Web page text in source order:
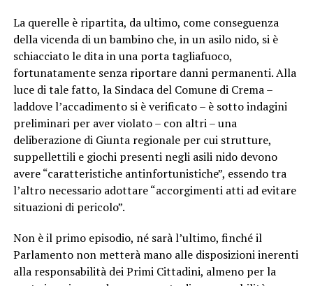
La querelle è ripartita, da ultimo, come conseguenza
della vicenda di un bambino che, in un asilo nido, si è
schiacciato le dita in una porta tagliafuoco,
fortunatamente senza riportare danni permanenti. Alla
luce di tale fatto, la Sindaca del Comune di Crema –
laddove l’accadimento si è verificato – è sotto indagini
preliminari per aver violato – con altri – una
deliberazione di Giunta regionale per cui strutture,
suppellettili e giochi presenti negli asili nido devono
avere “caratteristiche antinfortunistiche”, essendo tra
l’altro necessario adottare “accorgimenti atti ad evitare
situazioni di pericolo”.
Non è il primo episodio, né sarà l’ultimo, finché il
Parlamento non metterà mano alle disposizioni inerenti
alla responsabilità dei Primi Cittadini, almeno per la